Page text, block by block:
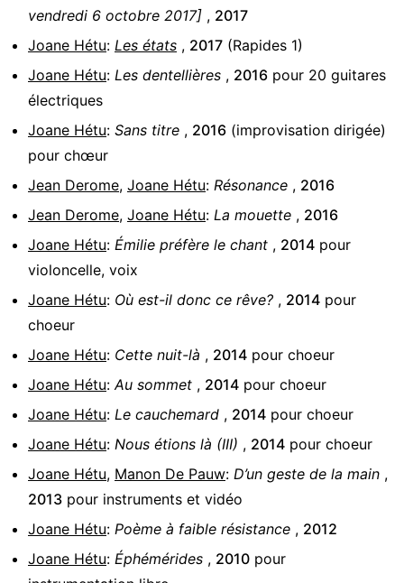
vendredi 6 octobre 2017] , 2017
Joane Hétu: Les états , 2017 (Rapides 1)
Joane Hétu: Les dentellières , 2016 pour 20 guitares
électriques
Joane Hétu: Sans titre , 2016 (improvisation dirigée)
pour chœur
Jean Derome, Joane Hétu: Résonance , 2016
Jean Derome, Joane Hétu: La mouette , 2016
Joane Hétu: Émilie préfère le chant , 2014 pour
violoncelle, voix
Joane Hétu: Où est-il donc ce rêve? , 2014 pour
choeur
Joane Hétu: Cette nuit-là , 2014 pour choeur
Joane Hétu: Au sommet , 2014 pour choeur
Joane Hétu: Le cauchemard , 2014 pour choeur
Joane Hétu: Nous étions là (III) , 2014 pour choeur
Joane Hétu, Manon De Pauw: D’un geste de la main ,
2013 pour instruments et vidéo
Joane Hétu: Poème à faible résistance , 2012
Joane Hétu: Éphémérides , 2010 pour